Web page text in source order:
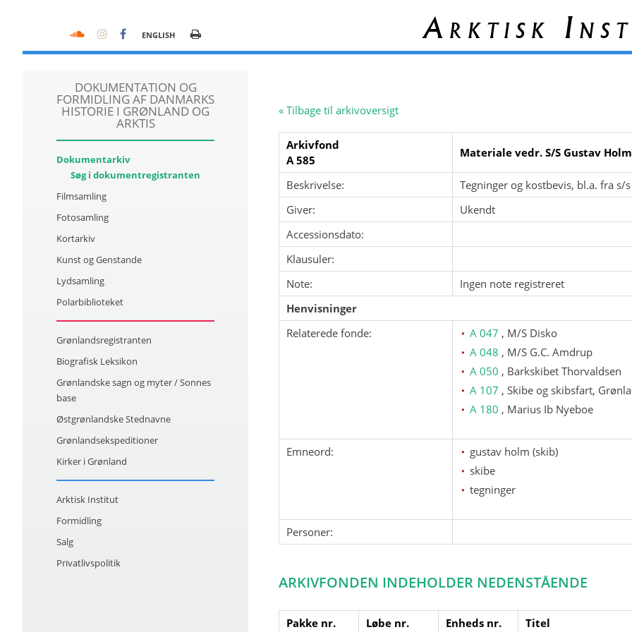
ENGLISH
DOKUMENTATION OG
FORMIDLING AF DANMARKS
HISTORIE I GRØNLAND OG
ARKTIS
Dokumentarkiv
Søg i dokumentregistranten
Filmsamling
Fotosamling
Kortarkiv
Kunst og Genstande
Lydsamling
Polarbiblioteket
Grønlandsregistranten
Biografisk Leksikon
Grønlandske sagn og myter / Sonnes
base
Østgrønlandske Stednavne
Grønlandsekspeditioner
Kirker i Grønland
Arktisk Institut
Formidling
Salg
Privatlivspolitik
Arktisk
« Tilbage til arkivoversigt
Arkivfond
A 585
Materiale vedr. S/S Gustav Holm
Beskrivelse:
Tegninger og kostbevis, bl.a. fra s/
Giver:
Ukendt
Accessionsdato:
Klausuler:
Note:
Ingen note registreret
Henvisninger
Relaterede fonde:
A 047 , M/S Disko
A 048 , M/S G.C. Amdrup
A 050 , Barkskibet Thorvaldsen
A 107 , Skibe og skibsfart,
A 180 , Marius Ib Nyeboe
Emneord:
gustav holm (skib)
skibe
tegninger
Personer:
ARKIVFONDEN INDEHOLDER NEDENSTÅENDE
Pakke nr. Løbe nr. Enheds nr. Titel